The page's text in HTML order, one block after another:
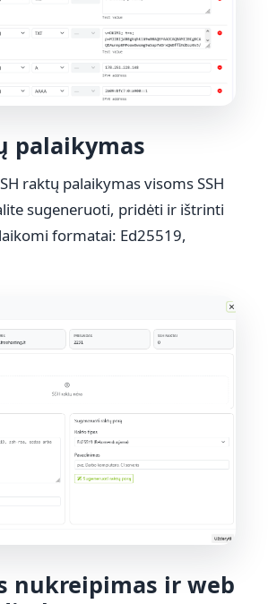
palaikymas
raktų palaikymas visoms SSH
sugeneruoti, pridėti ir ištrinti
formatai: Ed25519,
nukreipimas ir web